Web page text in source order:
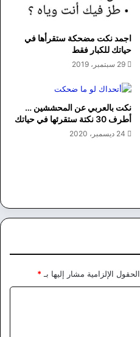
اجمد نكت مضحكة ستقرأها في
حياتك للكبار فقط
29 سبتمبر، 2019
نكت بالعربي عن المحششين …
أطرف 30 نكتة ستقرئها في حياتك
24 ديسمبر، 2020
الحقول الإلزامية مشار إليها بـ *